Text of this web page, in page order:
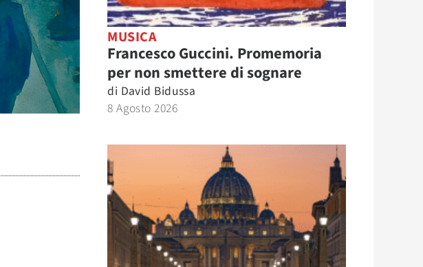
MUSICA
Francesco Guccini. Promemoria
per non smettere di sognare
di David Bidussa
8 Agosto 2026